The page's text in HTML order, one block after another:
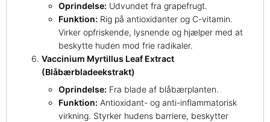
Oprindelse: Udvundet fra grapefrugt.
Funktion: Rig på antioxidanter og C-vitamin.
Virker opfriskende, lysnende og hjælper med at
beskytte huden mod frie radikaler.
Vaccinium Myrtillus Leaf Extract
(Blåbærbladeekstrakt)
Oprindelse: Fra blade af blåbærplanten.
Funktion: Antioxidant- og anti-inflammatorisk
virkning. Styrker hudens barriere, beskytter